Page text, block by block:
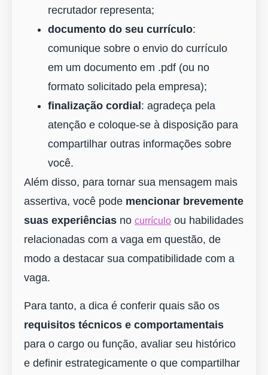
recrutador representa;
documento do seu currículo:
comunique sobre o envio do currículo
em um documento em .pdf (ou no
formato solicitado pela empresa);
finalização cordial : agradeça pela
atenção e coloque-se à disposição para
compartilhar outras informações sobre
você.
Além disso, para tornar sua mensagem mais
assertiva, você pode mencionar brevemente
suas experiências no currículo ou habilidades
relacionadas com a vaga em questão, de
modo a destacar sua compatibilidade com a
vaga.
Para tanto, a dica é conferir quais são os
requisitos técnicos e comportamentais
para o cargo ou função, avaliar seu histórico
e definir estrategicamente o que compartilhar